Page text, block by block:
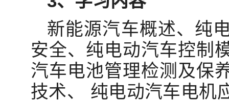
新能源汽车概述、纯
安全、纯电动汽车控制
汽车电池管理检测及保
技术、 纯电动汽车电机